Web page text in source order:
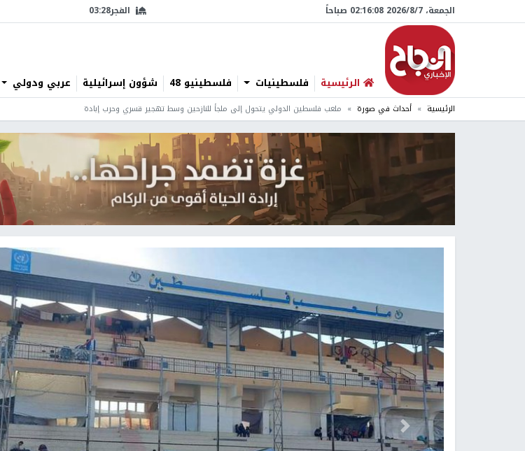
الجمعة، 7/‏8/‏2026 02:16:09 صباحاً الفجر03:28
الرئيسية فلسطينيات فلسطينيو 48 شؤون إسرائيلية عربي ودولي
الرئيسية أحداث في صورة ملعب فلسطين الدولي يتحول إلى ملجأ للنازحين وسط تهجير قسري وحرب إبادة
Previous